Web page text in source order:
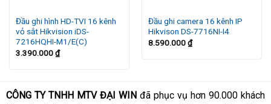
Đầu ghi hình HD-TVI 16 kênh
vỏ sắt Hikvision iDS-
7216HQHI-M1/E(C)
3.390.000₫
Đầu ghi camera 16 kênh IP
Hikvison DS-7716NI-I4
8.590.000₫
CÔNG TY TNHH MTV ĐẠI WIN đã phục vụ hơn 90.000 khách